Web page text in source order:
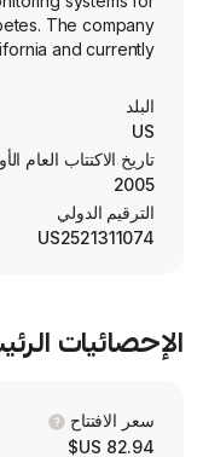
people with diabetes.
San Diego, California
The firm is primarily
and
monitoring (CGM),
of diabetes and
and clinicians.
to take control of
biosensing technology.
in the United States.
system,
device. Its Dexcom
(2+ years) living with
الأولي
الموظفون
الموقع
حجم التداول
4.63 مليون